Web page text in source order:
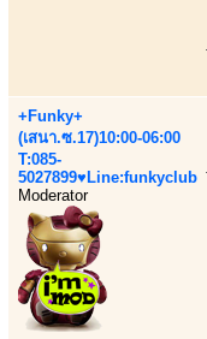
+Funky+
(เสนา.ซ.17)10:00-06:00
T:085-
5027899♥Line:funkyclub
Moderator